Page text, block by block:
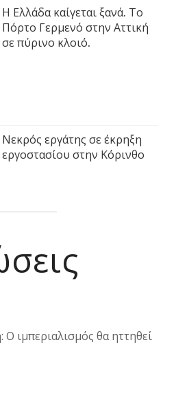
Η Ελλάδα καίγεται ξανά. Το
Πόρτο Γερμενό στην Αττική
σε πύρινο κλοιό.
Νεκρός εργάτης σε έκρηξη
εργοστασίου στην Κόρινθο
ιμπεριαλισμός θα ηττηθεί